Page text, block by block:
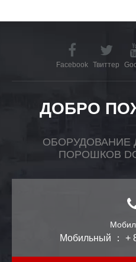
Facebook Твиттер
ДОБРО
ОБОРУДОВАНИЕ
ПОРОШКОВ
Мобильный ： +